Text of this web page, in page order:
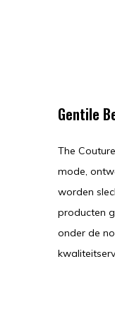
Gentile
The
mode,
worden
producten
onder de